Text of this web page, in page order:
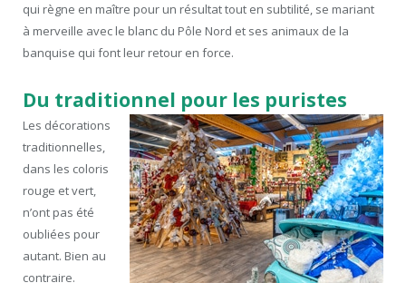
qui règne en maître pour un résultat tout en subtilité, se mariant
à merveille avec le blanc du Pôle Nord et ses animaux de la
banquise qui font leur retour en force.
Du traditionnel pour les puristes
Les décorations
traditionnelles,
dans les coloris
rouge et vert,
n’ont pas été
oubliées pour
autant. Bien au
contraire.